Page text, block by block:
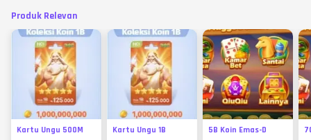
Produk Relevan
Kartu Ungu 500M Kartu Ungu 1B 5B Koin Emas-D